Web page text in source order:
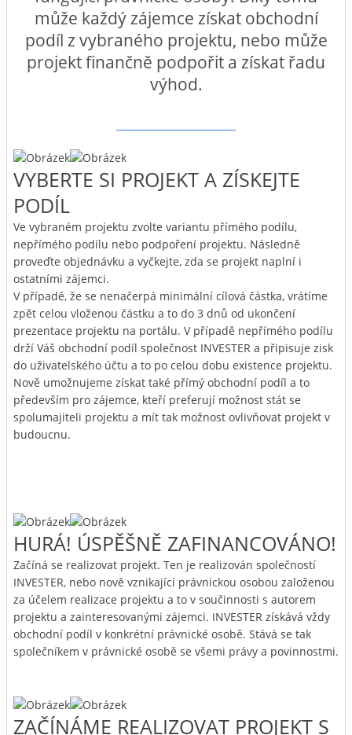
může každý zájemce získat obchodní
podíl z vybraného projektu, nebo může
projekt finančně podpořit a získat řadu
výhod.
VYBERTE SI PROJEKT A ZÍSKEJTE
PODÍL
Ve vybraném projektu zvolte variantu přímého podílu,
nepřímého podílu nebo podpoření projektu. Následně
proveďte objednávku a vyčkejte, zda se projekt naplní i
ostatními zájemci.
V případě, že se nenačerpá minimální cílová částka, vrátíme
zpět celou vloženou částku a to do 3 dnů od ukončení
prezentace projektu na portálu. V případě nepřímého podílu
drží Váš obchodní podíl společnost INVESTER a připisuje zisk
do uživatelského účtu a to po celou dobu existence projektu.
Nově umožnujeme získat také přímý obchodní podíl a to
především pro zájemce, kteří preferují možnost stát se
spolumajiteli projektu a mít tak možnost ovlivňovat projekt v
budoucnu.
HURÁ! ÚSPĚŠNĚ ZAFINANCOVÁNO!
Začíná se realizovat projekt. Ten je realizován společností
INVESTER, nebo nově vznikající právnickou osobou založenou
za účelem realizace projektu a to v součinnosti s autorem
projektu a zainteresovanými zájemci. INVESTER získává vždy
obchodní podíl v konkrétní právnické osobě. Stává se tak
společníkem v právnické osobě se všemi právy a povinnostmi.
ZAČÍNÁME REALIZOVAT PROJEKT S